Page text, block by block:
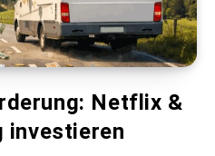
Netflix &
investieren